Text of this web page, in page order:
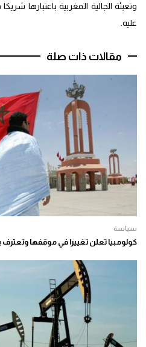
وتعبئة الجالية المغربية باعتبارها
عليه.
مقالات ذات صلة
سياسة
كولومبيا تعلن تغييرا في موقفها